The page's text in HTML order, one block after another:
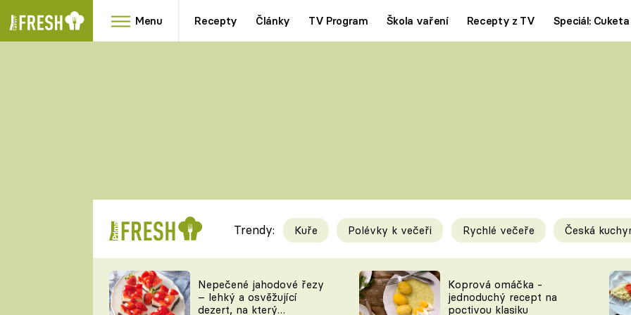
Menu Recepty Články TV Program Škola vaření Recepty z TV Speciál: Cuketa
RYCHLOVKY
Videorecepty
TEĎ VAŘÍ ŠÉF!
Tipy a triky
KAM ZA JÍDLEM
Trendy: Kuře Polévky k večeři Rychlé večeře Česká
Nepečené jahodové řezy
– lehký a osvěžující
dezert, na který
Koprová omáčka -
jednoduchý recept na
poctivou klasiku